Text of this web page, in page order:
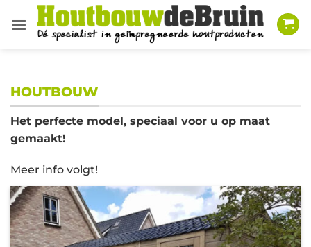
naar
HOUTBOUW
Het perfecte model, speciaal voor u op maat
gemaakt!
Meer info volgt!